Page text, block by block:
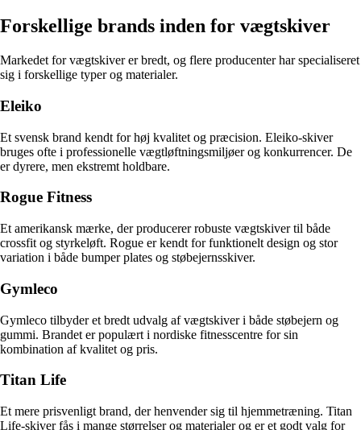
Forskellige brands inden for vægtskiver
Markedet for vægtskiver er bredt, og flere producenter har specialiseret
sig i forskellige typer og materialer.
Eleiko
Et svensk brand kendt for høj kvalitet og præcision. Eleiko-skiver
bruges ofte i professionelle vægtløftningsmiljøer og konkurrencer. De
er dyrere, men ekstremt holdbare.
Rogue Fitness
Et amerikansk mærke, der producerer robuste vægtskiver til både
crossfit og styrkeløft. Rogue er kendt for funktionelt design og stor
variation i både bumper plates og støbejernsskiver.
Gymleco
Gymleco tilbyder et bredt udvalg af vægtskiver i både støbejern og
gummi. Brandet er populært i nordiske fitnesscentre for sin
kombination af kvalitet og pris.
Titan Life
Et mere prisvenligt brand, der henvender sig til hjemmetræning. Titan
Life-skiver fås i mange størrelser og materialer og er et godt valg for